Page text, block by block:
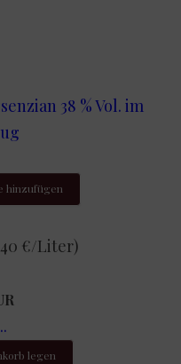
38 % Vol. im
hinzufügen
€/Liter)
legen